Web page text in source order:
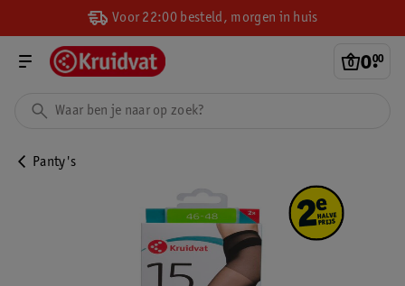
Voor 22:00 besteld, morgen in huis
0.
00
Panty's